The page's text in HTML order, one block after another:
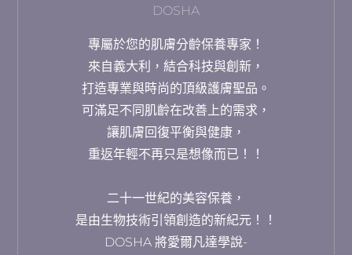
DOSHA
專屬於您的肌膚分齡保養專家！
來自義大利，結合科技與創新，
打造專業與時尚的頂級護膚聖品。
可滿足不同肌齡在改善上的需求，
讓肌膚回復平衡與健康，
重返年輕不再只是想像而已！！
二十一世紀的美容保養，
是由生物技術引領創造的新紀元！！
DOSHA 將愛爾凡達學說-